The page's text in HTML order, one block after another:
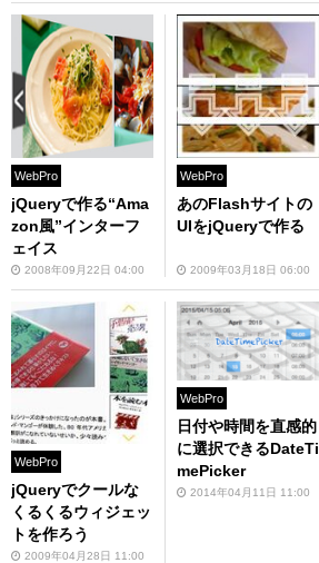
WebPro
jQueryで作る“Ama
zon風”インターフ
ェイス
2008年09月22日 04:00
WebPro
あのFlashサイトの
UIをjQueryで作る
2009年03月18日 06:00
WebPro
jQueryでクールな
くるくるウィジェッ
トを作ろう
2009年04月28日 11:00
WebPro
日付や時間を直感的
に選択できるDateTi
mePicker
2014年04月11日 11:00